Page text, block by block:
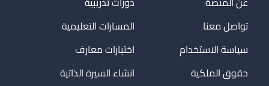
تواصل معنا
سياسة الاستخدام
حقوق الملكية
المسارات التعليمية
اختبارات معارف
انشاء السيرة الذاتية